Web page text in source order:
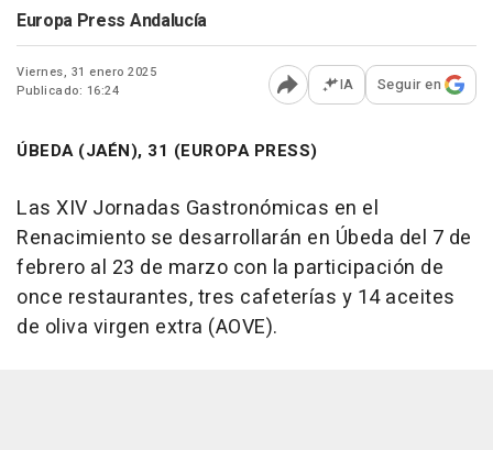
Europa Press Andalucía
Viernes, 31 enero 2025
Publicado: 16:24
Abrir opciones para
IA Seguir en
ÚBEDA (JAÉN), 31 (EUROPA PRESS)
Las XIV Jornadas Gastronómicas en el
Renacimiento se desarrollarán en Úbeda del 7 de
febrero al 23 de marzo con la participación de
once restaurantes, tres cafeterías y 14 aceites
de oliva virgen extra (AOVE).